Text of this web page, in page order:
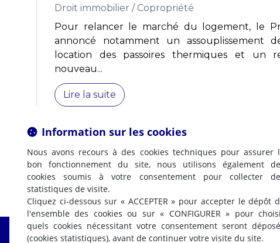
Droit immobilier / Copropriété
Pour relancer le marché du logement, le
annoncé notamment un assouplissement
location des passoires thermiques et un
nouveau...
Lire la suite
Information sur les cookies
Nous avons recours à des cookies techniques pour assurer
bon fonctionnement du site, nous utilisons également
cookies soumis à votre consentement pour collecter
statistiques de visite.
Cliquez ci-dessous sur « ACCEPTER » pour accepter le dépôt
l'ensemble des cookies ou sur « CONFIGURER » pour
quels cookies nécessitant votre consentement seront
(cookies statistiques), avant de continuer votre visite du site.